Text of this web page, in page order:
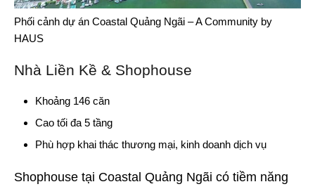
Phối cảnh dự án Coastal Quảng Ngãi – A Community by
HAUS
Nhà Liền Kề & Shophouse
Khoảng 146 căn
Cao tối đa 5 tầng
Phù hợp khai thác thương mại, kinh doanh dịch vụ
Shophouse tại Coastal Quảng Ngãi có tiềm năng